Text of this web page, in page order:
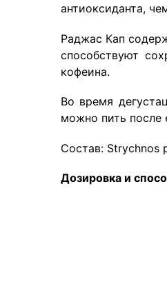
антиоксиданта,
Раджас Кап
способствуют
кофеина.
Во время
можно пить после
Состав: Strychnos
Дозировка и